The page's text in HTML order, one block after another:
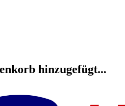
hinzugefügt...